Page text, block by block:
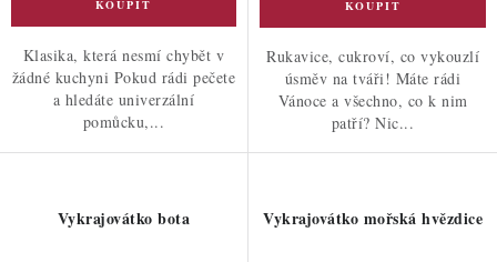
Klasika, která nesmí chybět v
žádné kuchyni Pokud rádi pečete
a hledáte univerzální
pomůcku,...
Rukavice, cukroví, co vykouzlí
úsměv na tváři! Máte rádi
Vánoce a všechno, co k nim
patří? Nic...
Vykrajovátko bota Vykrajovátko mořská hvězdice